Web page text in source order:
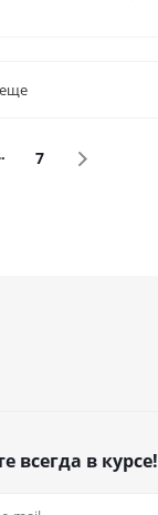
7
всегда в курсе!